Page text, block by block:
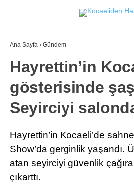
GÜNDEM
EKONOMI
DÜNYA
SPOR
MAGAZIN
Ana Sayfa › Gündem
Hayrettin’in
gösterisinde
Seyirciyi
Hayrettin’in Kocaeli’de
Show’da gerginlik yaşandı.
atan seyirciyi güvenlik
çıkarttı.